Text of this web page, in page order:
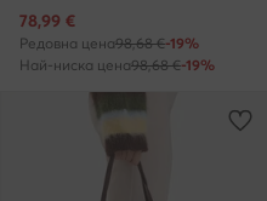
Актуална цена
78,99 €
Редовна цена98,68 €-19%
Най-ниска цена98,68 €-19%